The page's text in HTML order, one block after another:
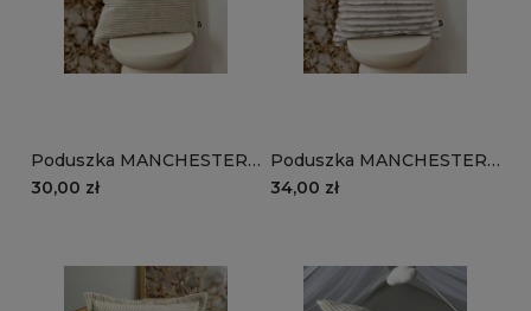
Poduszka MANCHESTER
LN03 | beżowy
30,00 zł
Poduszka MANCHESTER
TL03 | beżowy
34,00 zł